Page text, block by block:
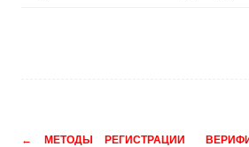
Навигация
← МЕТОДЫ РЕГИСТРАЦИИ